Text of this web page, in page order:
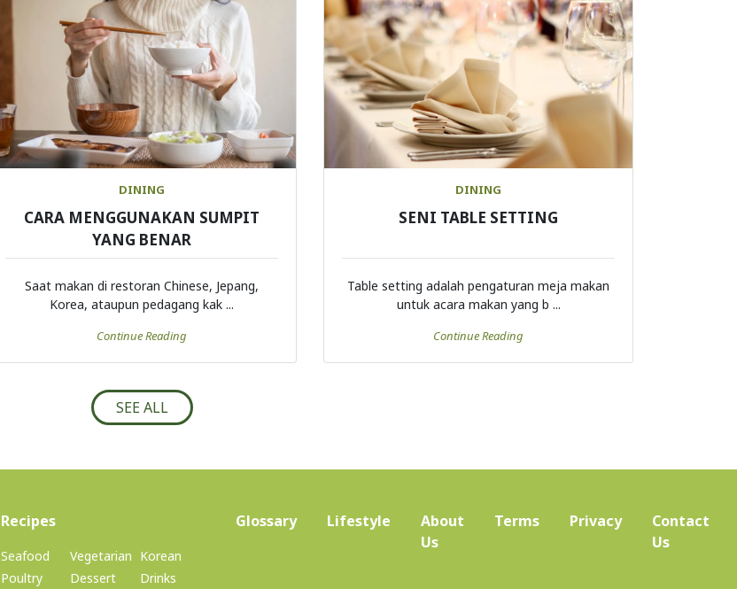
DINING
CARA MENGGUNAKAN SUMPIT
YANG BENAR
Saat makan di restoran Chinese, Jepang,
Korea, ataupun pedagang kak ...
Continue Reading
DINING
SENI TABLE SETTING
Table setting adalah pengaturan meja makan
untuk acara makan yang b ...
Continue Reading
SEE ALL
Recipes(current)
Seafood
Poultry
Vegetarian
Dessert
Korean
Drinks
Glossary Lifestyle
About
Us(current)
Terms Privacy
Contact
Us